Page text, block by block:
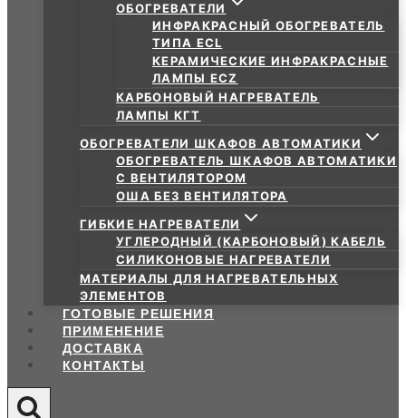
ОБОГРЕВАТЕЛИ
ИНФРАКРАСНЫЙ ОБОГРЕВАТЕЛЬ
ТИПА ECL
КЕРАМИЧЕСКИЕ ИНФРАКРАСНЫЕ
ЛАМПЫ ECZ
КАРБОНОВЫЙ НАГРЕВАТЕЛЬ
ЛАМПЫ КГТ
ОБОГРЕВАТЕЛИ ШКАФОВ АВТОМАТИКИ
ОБОГРЕВАТЕЛЬ ШКАФОВ АВТОМАТИКИ
С ВЕНТИЛЯТОРОМ
ОША БЕЗ ВЕНТИЛЯТОРА
ГИБКИЕ НАГРЕВАТЕЛИ
УГЛЕРОДНЫЙ (КАРБОНОВЫЙ) КАБЕЛЬ
СИЛИКОНОВЫЕ НАГРЕВАТЕЛИ
МАТЕРИАЛЫ ДЛЯ НАГРЕВАТЕЛЬНЫХ
ЭЛЕМЕНТОВ
ГОТОВЫЕ РЕШЕНИЯ
ПРИМЕНЕНИЕ
ДОСТАВКА
КОНТАКТЫ